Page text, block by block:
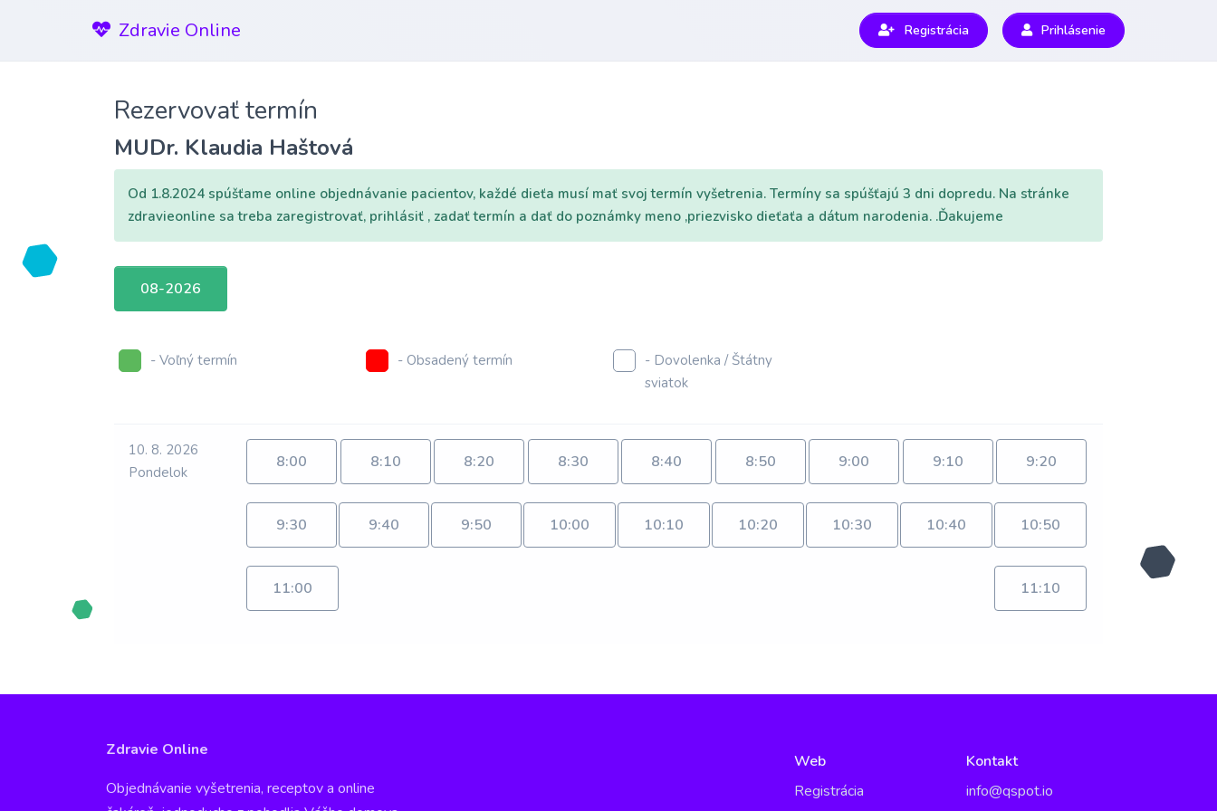
Zdravie Online Registrácia Prihlásenie
Rezervovať termín
MUDr. Klaudia Haštová
Od 1.8.2024 spúšťame online objednávanie pacientov, každé dieťa musí mať svoj termín vyšetrenia. Termíny sa spúšťajú 3 dni dopredu. Na stránke
zdravieonline sa treba zaregistrovať, prihlásiť , zadať termín a dať do poznámky meno ,priezvisko dieťaťa a dátum narodenia. .Ďakujeme
08-2026
- Voľný termín - Obsadený termín
- Dovolenka / Štátny
sviatok
10. 8. 2026
Pondelok
8:00 8:10 8:20 8:30 8:40 8:50 9:00 9:10 9:20
9:30 9:40 9:50 10:00 10:10 10:20 10:30 10:40 10:50
11:00 11:10
Zdravie Online
Objednávanie vyšetrenia, receptov a online
Web
Registrácia
Kontakt
info@qspot.io